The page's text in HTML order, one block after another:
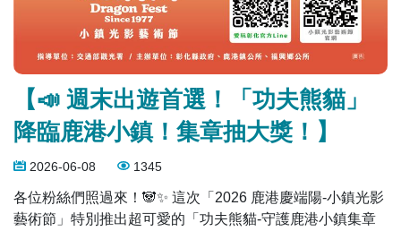
【📣 週末出遊首選！「功夫熊貓」
降臨鹿港小鎮！集章抽大獎！】
2026-06-08 1345
各位粉絲們照過來！🐼✨ 這次「2026 鹿港慶端陽-小鎮光影
藝術節」特別推出超可愛的「功夫熊貓-守護鹿港小鎮集章